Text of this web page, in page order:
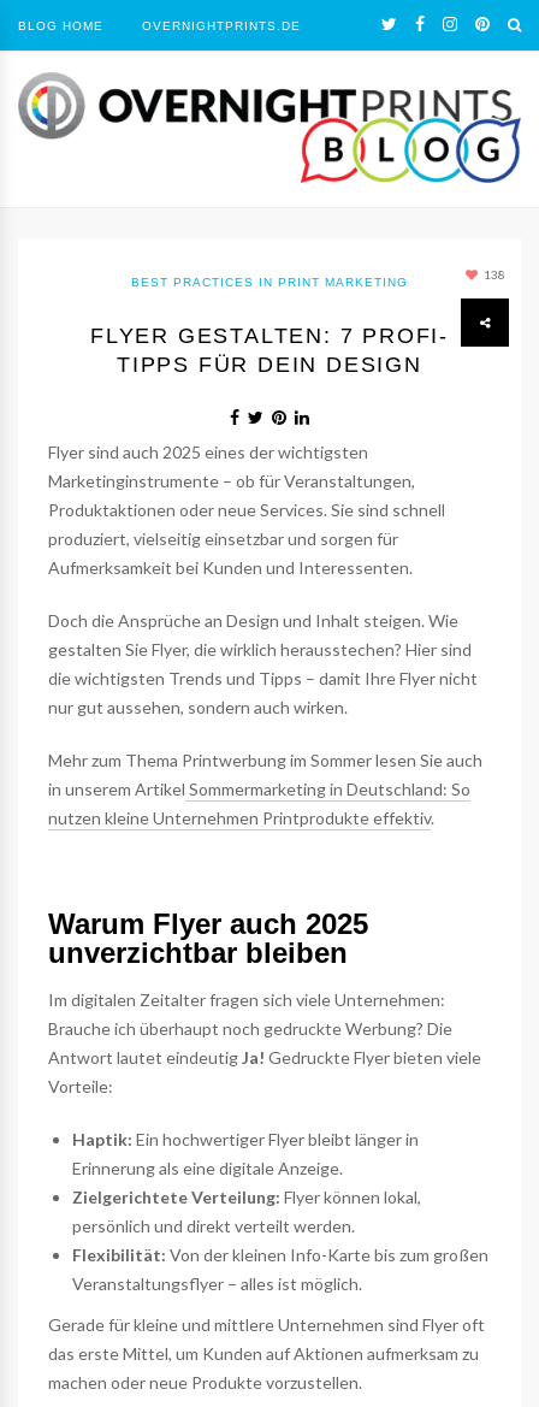
BLOG HOME OVERNIGHTPRINTS.DE
138
BEST PRACTICES IN PRINT MARKETING
FLYER GESTALTEN: 7 PROFI-
TIPPS FÜR DEIN DESIGN
Flyer sind auch 2025 eines der wichtigsten
Marketinginstrumente – ob für Veranstaltungen,
Produktaktionen oder neue Services. Sie sind schnell
produziert, vielseitig einsetzbar und sorgen für
Aufmerksamkeit bei Kunden und Interessenten.
Doch die Ansprüche an Design und Inhalt steigen. Wie
gestalten Sie Flyer, die wirklich herausstechen? Hier sind
die wichtigsten Trends und Tipps – damit Ihre Flyer nicht
nur gut aussehen, sondern auch wirken.
Mehr zum Thema Printwerbung im Sommer lesen Sie auch
in unserem Artikel Sommermarketing in Deutschland: So
nutzen kleine Unternehmen Printprodukte effektiv.
Warum Flyer auch 2025
unverzichtbar bleiben
Im digitalen Zeitalter fragen sich viele Unternehmen:
Brauche ich überhaupt noch gedruckte Werbung? Die
Antwort lautet eindeutigJa! Gedruckte Flyer bieten viele
Vorteile:
Haptik: Ein hochwertiger Flyer bleibt länger in
Erinnerung als eine digitale Anzeige.
Zielgerichtete Verteilung: Flyer können lokal,
persönlich und direkt verteilt werden.
Flexibilität: Von der kleinen Info-Karte bis zum großen
Veranstaltungsflyer – alles ist möglich.
Gerade für kleine und mittlere Unternehmen sind Flyer oft
das erste Mittel, um Kunden auf Aktionen aufmerksam zu
machen oder neue Produkte vorzustellen.